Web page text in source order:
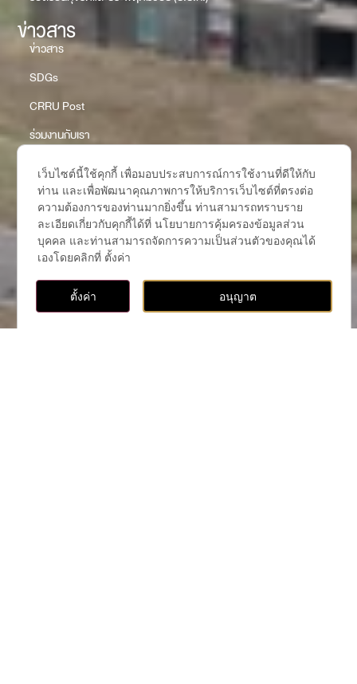
ข่าวสาร
ข่าวสาร
SDGs
CRRU Post
ร่วมงานกับเรา
จัดซื้อจัดจ้าง
ITA O12 รายงานสรุปผลการจัดซื้อจัดจ้าง ปีงบประมาณ พ.ศ. 2568
ITA O12 รายงานสรุปผลการจัดซื้อจัดจ้าง (แบบ สขร.1) รายเดือน
ปีงบประมาณ พ.ศ. 2568
ITA O11 รายงานสรุปผลการจัดซื้อจัดจ้าง (แบบ สขร.1) รอบ 6 เดือน
ปีงบประมาณ พ.ศ. 2569
เว็บไซต์นี้ใช้คุกกี้ เพื่อมอบประสบการณ์การใช้งานที่ดีให้กับ
ท่าน และเพื่อพัฒนาคุณภาพการให้บริการเว็บไซต์ที่ตรงต่อ
ความต้องการของท่านมากยิ่งขึ้น ท่านสามารถทราบราย
ละเอียดเกี่ยวกับคุกกี้ได้ที่ นโยบายการคุ้มครองข้อมูลส่วน
บุคคล และท่านสามารถจัดการความเป็นส่วนตัวของคุณได้
เองโดยคลิกที่ ตั้งค่า
ตั้งค่า ติดต่อ, ค้นหาห้องเรียนและอาคาร